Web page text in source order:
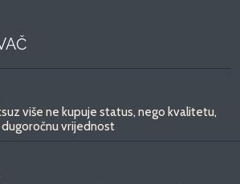
više ne kupuje status, nego kvalitetu,
vrijednost